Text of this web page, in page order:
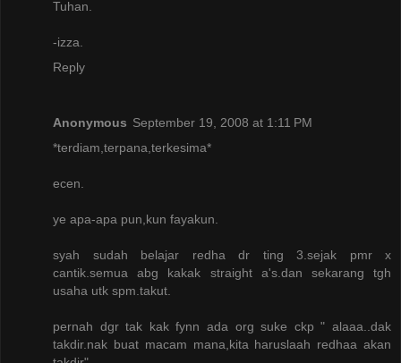
Tuhan.
-izza.
Reply
Anonymous September 19, 2008 at 1:11 PM
*terdiam,terpana,terkesima*
ecen.
ye apa-apa pun,kun fayakun.
syah sudah belajar redha dr ting 3.sejak pmr x
cantik.semua abg kakak straight a's.dan sekarang tgh
usaha utk spm.takut.
pernah dgr tak kak fynn ada org suke ckp " alaaa..dak
takdir.nak buat macam mana,kita haruslaah redhaa akan